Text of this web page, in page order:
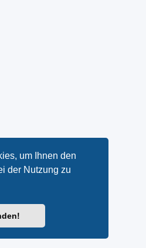
um Ihnen den
der Nutzung zu